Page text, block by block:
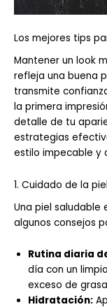
Los mejores tips
Mantener un look
refleja una buena
transmite
la primera
detalle de tu
estrategias
estilo impecable y
1. Cuidado de la piel
Una piel saludable
algunos consejos
Rutina diaria
día con un
exceso de
Hidratación: